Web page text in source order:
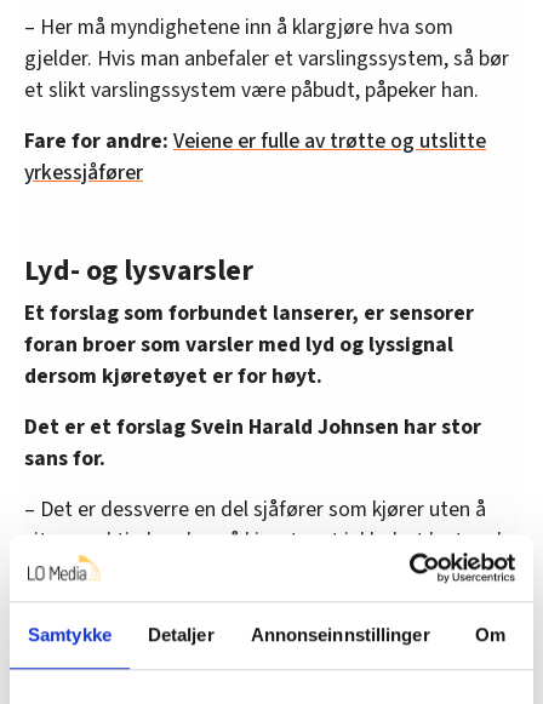
Samtykke Detaljer Annonseinnstillinger Om
– Her må myndighetene inn å klargjøre hva som
gjelder. Hvis man anbefaler et varslingssystem, så bør
et slikt varslingssystem være påbudt, påpeker han.
Fare for andre: Veiene er fulle av trøtte og utslitte
yrkessjåfører
Lyd- og lysvarsler
Et forslag som forbundet lanserer, er sensorer
foran broer som varsler med lyd og lyssignal
dersom kjøretøyet er for høyt.
Det er et forslag Svein Harald Johnsen har stor
sans for.
– Det er dessverre en del sjåfører som kjører uten å
vite nøyaktig høyden på kjøretøyet inkludert lasten de
frakter. Slike lyd- og lyssignal vil kunne hjelpe, selv om
vi ser blant annet ved Bygdøylokket i Oslo at for høye
lastebiler overser advarslene. Maksimal lovlig fri høyde
for et kjøretøy er 4,5 meter, men har du glemt å ta ned